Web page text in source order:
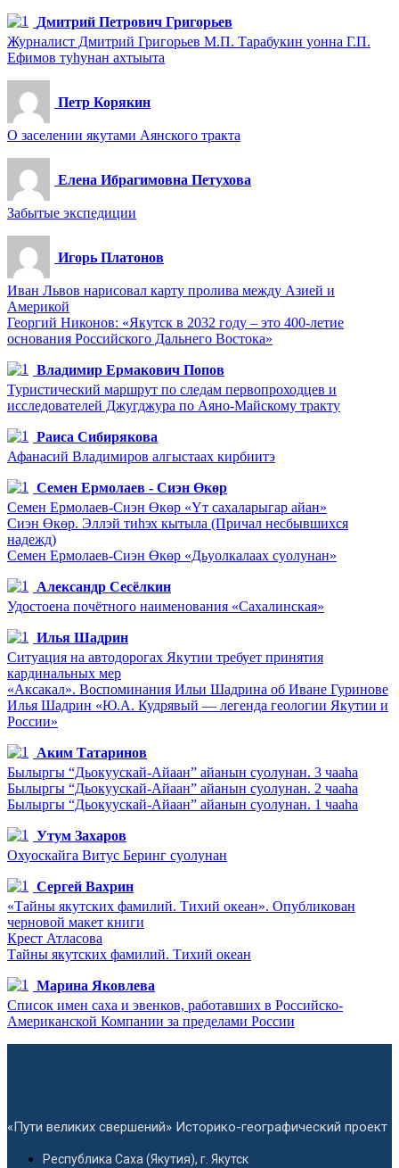
Дмитрий Петрович Григорьев
Журналист Дмитрий Григорьев М.П. Тарабукин уонна Г.П.
Ефимов туһунан ахтыыта
Петр Корякин
О заселении якутами Аянского тракта
Елена Ибрагимовна Петухова
Забытые экспедиции
Игорь Платонов
Иван Львов нарисовал карту пролива между Азией и
Америкой
Георгий Никонов: «Якутск в 2032 году – это 400-летие
основания Российского Дальнего Востока»
Владимир Ермакович Попов
Туристический маршрут по следам первопроходцев и
исследователей Джугджура по Аяно-Майскому тракту
Раиса Сибирякова
Афанасий Владимиров алгыстаах кирбиитэ
Семен Ермолаев - Сиэн Өкөр
Семен Ермолаев-Сиэн Өкөр «Үт сахаларыгар айан»
Сиэн Өкөр. Эллэй тиһэх кытыла (Причал несбывшихся
надежд)
Семен Ермолаев-Сиэн Өкөр «Дьуолкалаах суолунан»
Александр Сесёлкин
Удостоена почётного наименования «Сахалинская»
Илья Шадрин
Ситуация на автодорогах Якутии требует принятия
кардинальных мер
«Аксакал». Воспоминания Ильи Шадрина об Иване Гуринове
Илья Шадрин «Ю.А. Кудрявый — легенда геологии Якутии и
России»
Аким Татаринов
Былыргы “Дьокуускай-Айаан” айанын суолунан. 3 чааһа
Былыргы “Дьокуускай-Айаан” айанын суолунан. 2 чааһа
Былыргы “Дьокуускай-Айаан” айанын суолунан. 1 чааһа
Утум Захаров
Охуоскайга Витус Беринг суолунан
Сергей Вахрин
«Тайны якутских фамилий. Тихий океан». Опубликован
черновой макет книги
Крест Атласова
Тайны якутских фамилий. Тихий океан
Марина Яковлева
Список имен саха и эвенков, работавших в Российско-
Американской Компании за пределами России
«Пути великих свершений» Историко-географический проект
Республика Саха (Якутия), г. Якутск